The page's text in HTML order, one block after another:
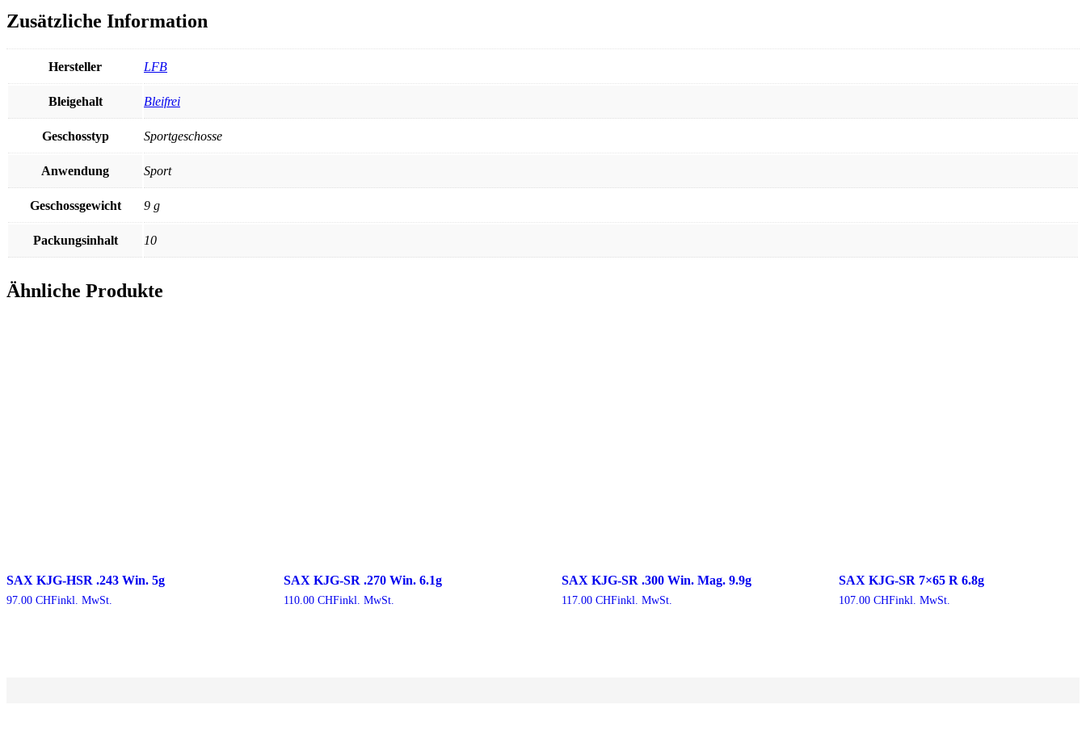
Zusätzliche Information
Hersteller LFB
Bleigehalt Bleifrei
Geschosstyp Sportgeschosse
Anwendung Sport
Geschossgewicht 9 g
Packungsinhalt 10
Ähnliche Produkte
SAX KJG-HSR .243 Win. 5g
97.00 CHFinkl. MwSt.
SAX KJG-SR .270 Win. 6.1g
110.00CHFinkl. MwSt.
SAX KJG-SR .300 Win. Mag. 9.9g
117.00 CHFinkl. MwSt.
SAX KJG-SR 7×65 R 6.8g
107.00 CHFinkl. MwSt.